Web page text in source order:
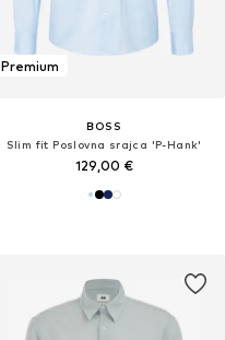
Premium
BOSS
Slim fit Poslovna srajca 'P-Hank'
129,00 €